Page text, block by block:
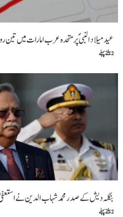
عید میلاد النبیؐ پر متحدہ عرب امارات میں تین
2 ہفتے پہلے
بنگلہ دیش کے صدر محمد شہاب الدین نے
2 ہفتے پہلے